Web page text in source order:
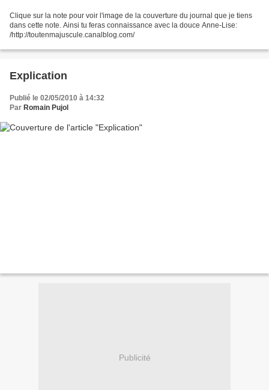
Clique sur la note pour voir l'image de la couverture du journal que je tiens
dans cette note. Ainsi tu feras connaissance avec la douce Anne-Lise:
/http://toutenmajuscule.canalblog.com/
Explication
Publié le 02/05/2010 à 14:32
Par Romain Pujol
Publicité